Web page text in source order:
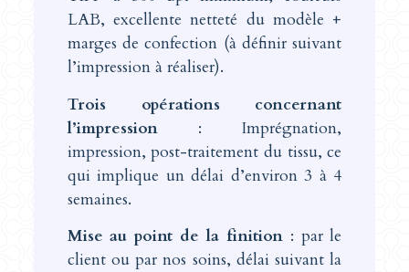
LAB, excellente netteté du modèle +
marges de confection (à définir suivant
l’impression à réaliser).
Trois opérations concernant
l’impression: Imprégnation,
impression, post-traitement du tissu, ce
qui implique un délai d’environ 3 à 4
semaines.
Mise au point de la finition : par le
client ou par nos soins, délai suivant la